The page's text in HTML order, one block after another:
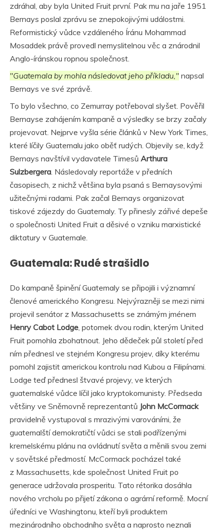
zdráhal, aby byla United Fruit první. Pak mu na jaře 1951
Bernays poslal zprávu se znepokojivými událostmi.
Reformistický vůdce vzdáleného Íránu Mohammad
Mosaddek právě provedl nemyslitelnou věc a znárodnil
Anglo-íránskou ropnou společnost.
"Guatemala by mohla následovat jeho příkladu," napsal
Bernays ve své zprávě.
To bylo všechno, co Zemurray potřeboval slyšet. Pověřil
Bernayse zahájením kampaně a výsledky se brzy začaly
projevovat. Nejprve vyšla série článků v New York Times,
které líčily Guatemalu jako oběť rudých. Objevily se, když
Bernays navštívil vydavatele Timesů Arthura
Sulzbergera . Následovaly reportáže v předních
časopisech, z nichž většina byla psaná s Bernaysovými
užitečnými radami. Pak začal Bernays organizovat
tiskové zájezdy do Guatemaly. Ty přinesly zářivé depeše
o společnosti United Fruit a děsivé o vzniku marxistické
diktatury v Guatemale.
Guatemala: Rudé strašidlo
Do kampaně špinění Guatemaly se připojili i významní
členové amerického Kongresu. Nejvýrazněji se mezi nimi
projevil senátor z Massachusetts se známým jménem
Henry Cabot Lodge, potomek dvou rodin, kterým United
Fruit pomohla zbohatnout. Jeho dědeček půl století před
ním přednesl ve stejném Kongresu projev, díky kterému
pomohl zajistit americkou kontrolu nad Kubou a Filipínami.
Lodge teď přednesl štvavé projevy, ve kterých
guatemalské vůdce líčil jako kryptokomunisty. Předseda
většiny ve Sněmovně reprezentantů John McCormack
pravidelně vystupoval s mrazivými varováními, že
guatemalští demokratičtí vůdci se stali podřízenými
kremelskému plánu na ovládnutí světa a měnili svou zemi
v sovětské předmostí. McCormack pocházel také
z Massachusetts, kde společnost United Fruit po
generace udržovala prosperitu. Tato rétorika dosáhla
nového vrcholu po přijetí zákona o agrární reformě. Mocní
úředníci ve Washingtonu, kteří byli produktem
mezinárodního obchodního světa a naprosto neznali